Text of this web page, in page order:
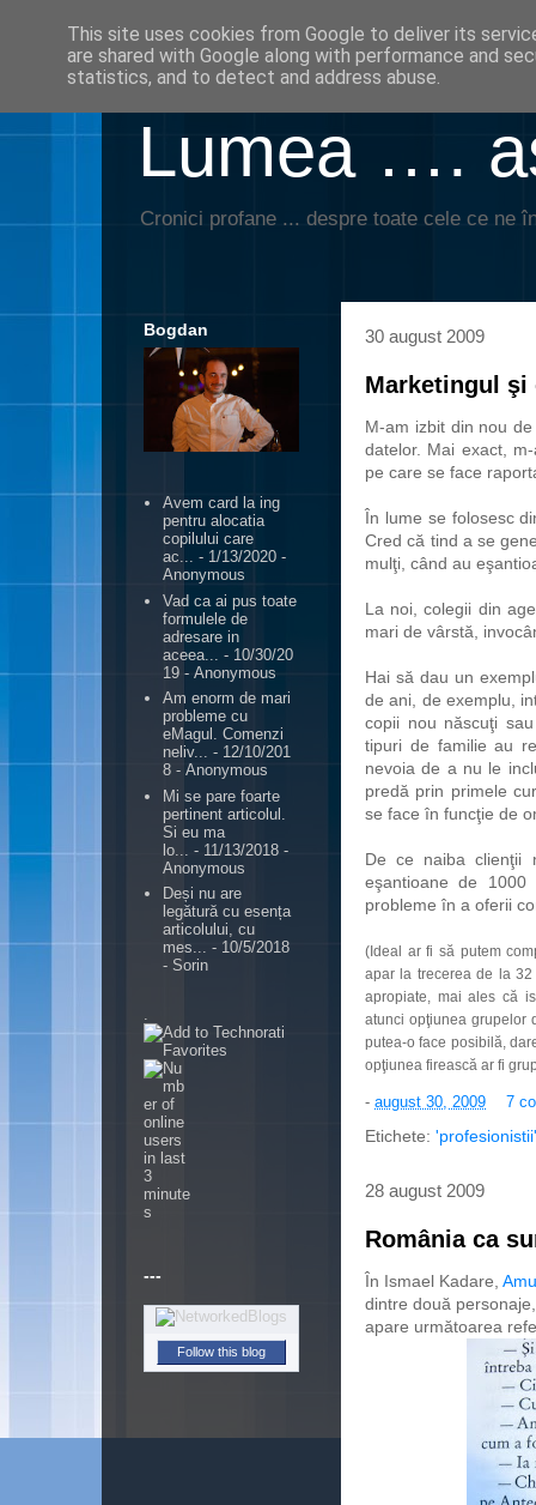
Lumea ….
Cronici profane ... despre toate cele ce ne
30 august 2009
Marketingul
M-am izbit din nou
datelor. Mai exact,
pe care se face
În lume se folosesc
Cred că tind a se
mulţi, când au
La noi, colegii din
mari de vârstă,
Hai să dau un
de ani, de exemplu,
copii nou născuţi
tipuri de familie au
nevoia de a nu le
predă prin primele
se face în funcţie de
De ce naiba clienţii
eşantioane de
probleme în a oferii
(Ideal ar fi să putem
apar la trecerea de la
apropiate, mai ales că
atunci opţiunea grupelor
putea-o face posibilă,
opţiunea firească ar fi
- august 30, 2009 7
Etichete: 'profesionistii'
28 august 2009
România ca
În Ismael Kadare,
dintre două
apare următoarea
Bogdan
Avem card la ing
pentru alocatia
copilului care
ac... - 1/13/2020 -
Anonymous
Vad ca ai pus toate
formulele de
adresare in
aceea...
- 10/30/20
19 - Anonymous
Am enorm de mari
probleme cu
eMagul. Comenzi
neliv... - 12/10/201
8 - Anonymous
Mi se pare foarte
pertinent articolul.
Si eu ma
lo...
- 11/13/2018 -
Anonymous
Deși nu are
legătură cu esența
articolului, cu
mes... - 10/5/2018
- Sorin
---
Follow this blog
This site uses cookies from Google to deliver its
are shared with Google along with performance and
statistics, and to detect and address abuse.